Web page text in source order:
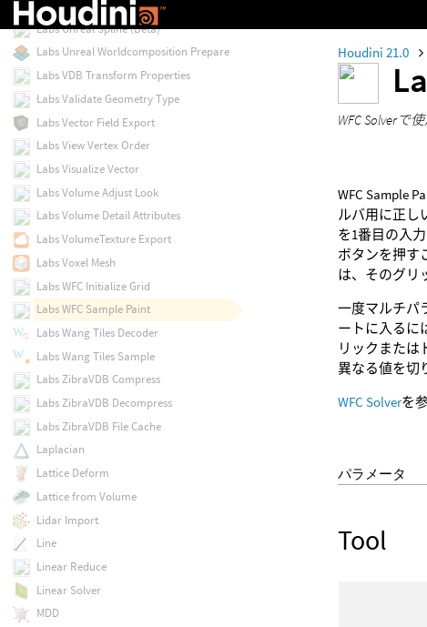
Houdini 21.0
WFC Solver
WFC Sample
ルバ用に正し
を1番目の入
ボタンを押す
は、そのグリ
一度マルチパ
ートに入るに
リックまたは
異なる値を切
WFC Solverを
パラメータ
Tool
Labs Unreal Pivot Painter
Labs Unreal Spline (Beta)
Labs Unreal Worldcomposition Prepare
Labs VDB Transform Properties
Labs Validate Geometry Type
Labs Vector Field Export
Labs View Vertex Order
Labs Visualize Vector
Labs Volume Adjust Look
Labs Volume Detail Attributes
Labs VolumeTexture Export
Labs Voxel Mesh
Labs WFC Initialize Grid
Labs WFC Sample Paint
Labs Wang Tiles Decoder
Labs Wang Tiles Sample
Labs ZibraVDB Compress
Labs ZibraVDB Decompress
Labs ZibraVDB File Cache
Laplacian
Lattice Deform
Lattice from Volume
Lidar Import
Line
Linear Reduce
Linear Solver
MDD